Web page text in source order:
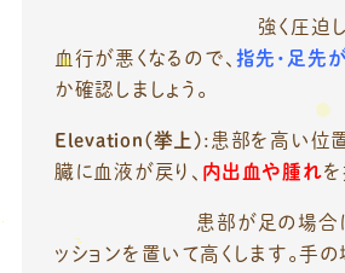
強く圧迫しすぎ
血行が悪くなるので、 指先・足先
か確認しましょう。
Elevation(挙上):患部を高い位
臓に血液が戻り、 内出血や腫れを
患部が足の場合は、
ッションを置いて高くします。手